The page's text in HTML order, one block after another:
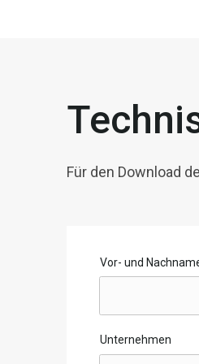
Für den Download
Vor- und
Unternehmen